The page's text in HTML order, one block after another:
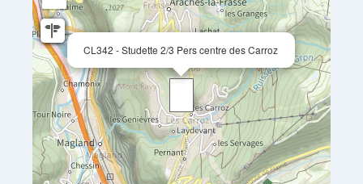
CL342 - Studette 2/3 Pers centre des Carroz